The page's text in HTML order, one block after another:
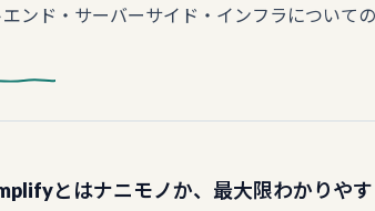
ンド・サーバーサイド・インフラについて
とはナニモノか、最大限わかりや